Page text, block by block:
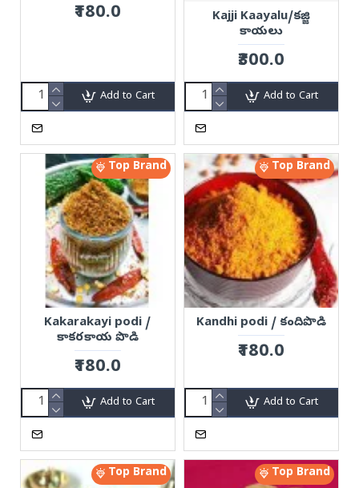
₹180.0
Add to Cart
Kajji Kaayalu/కజ్జి
కాయలు
₹300.0
Add to Cart
Top Brand
Kakarakayi podi /
కాకరకాయ పొడి
₹180.0
Add to Cart
Top Brand
Kandhi podi / కందిపొడి
₹180.0
Add to Cart
Top Brand Top Brand